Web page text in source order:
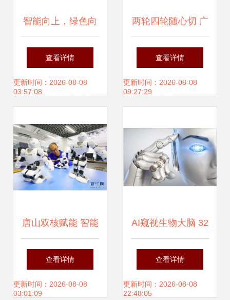
智能向上，绿色向
善，高端向新 智能
机器人的研发三重
查看详情
更新时间：2026-08-08
03:57:08
两轮四轮随心切 广
汽集团第三代智能
人形机器人
义智能机器人新标
杆
查看详情
更新时间：2026-08-08
09:27:29
唐山双核赋能 智能
机器人研发新高地
崛起
查看详情
更新时间：2026-08-08
03:01:09
AI窥视生物大脑 32
腿机器人背后的仿
生学革命
查看详情
更新时间：2026-08-08
22:48:05